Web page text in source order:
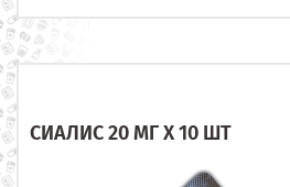
СИАЛИС 20 МГ X 10 ШТ